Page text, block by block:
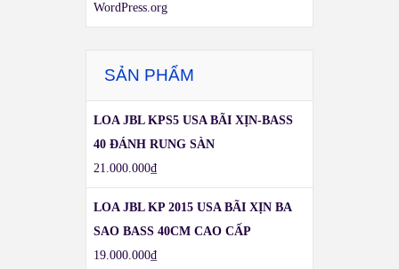
WordPress.org
SẢN PHẨM
LOA JBL KPS5 USA BÃI XỊN-BASS
40 ĐÁNH RUNG SÀN
21.000.000₫
LOA JBL KP 2015 USA BÃI XỊN BA
SAO BASS 40CM CAO CẤP
19.000.000₫